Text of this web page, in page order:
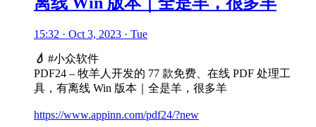
15:32 · Oct 3, 2023 · Tue
💧 #小众软件
PDF24 – 牧羊人开发的 77 款免费、在线 PDF 处理工
具，有离线 Win 版本｜全是羊，很多羊
https://www.appinn.com/pdf24/?new